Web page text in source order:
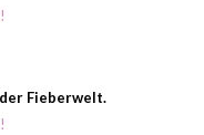
Fieberwelt.